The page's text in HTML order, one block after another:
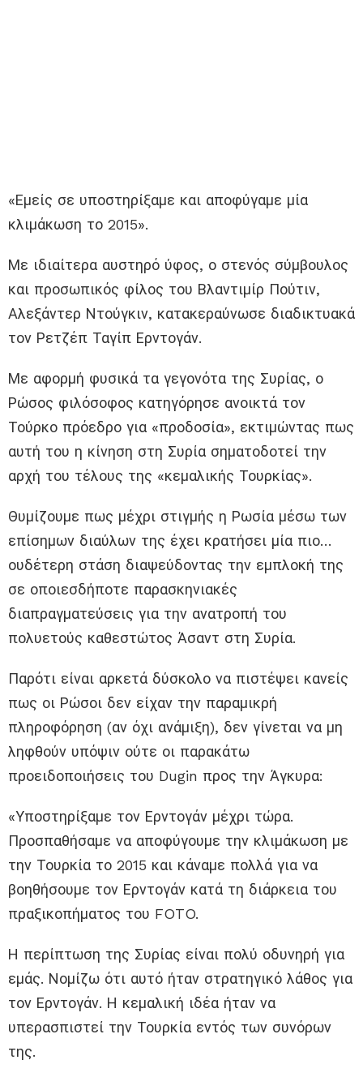
«Εμείς σε υποστηρίξαμε και αποφύγαμε μία
κλιμάκωση το 2015».
Με ιδιαίτερα αυστηρό ύφος, ο στενός σύμβουλος
και προσωπικός φίλος του Βλαντιμίρ Πούτιν,
Αλεξάντερ Ντούγκιν, κατακεραύνωσε διαδικτυακά
τον Ρετζέπ Ταγίπ Ερντογάν.
Με αφορμή φυσικά τα γεγονότα της Συρίας, ο
Ρώσος φιλόσοφος κατηγόρησε ανοικτά τον
Τούρκο πρόεδρο για «προδοσία», εκτιμώντας πως
αυτή του η κίνηση στη Συρία σηματοδοτεί την
αρχή του τέλους της «κεμαλικής Τουρκίας».
Θυμίζουμε πως μέχρι στιγμής η Ρωσία μέσω των
επίσημων διαύλων της έχει κρατήσει μία πιο…
ουδέτερη στάση διαψεύδοντας την εμπλοκή της
σε οποιεσδήποτε παρασκηνιακές
διαπραγματεύσεις για την ανατροπή του
πολυετούς καθεστώτος Άσαντ στη Συρία.
Παρότι είναι αρκετά δύσκολο να πιστέψει κανείς
πως οι Ρώσοι δεν είχαν την παραμικρή
πληροφόρηση (αν όχι ανάμιξη), δεν γίνεται να μη
ληφθούν υπόψιν ούτε οι παρακάτω
προειδοποιήσεις του Dugin προς την Άγκυρα:
«Υποστηρίξαμε τον Ερντογάν μέχρι τώρα.
Προσπαθήσαμε να αποφύγουμε την κλιμάκωση με
την Τουρκία το 2015 και κάναμε πολλά για να
βοηθήσουμε τον Ερντογάν κατά τη διάρκεια του
πραξικοπήματος του FOTO.
Η περίπτωση της Συρίας είναι πολύ οδυνηρή για
εμάς. Νομίζω ότι αυτό ήταν στρατηγικό λάθος για
τον Ερντογάν. Η κεμαλική ιδέα ήταν να
υπερασπιστεί την Τουρκία εντός των συνόρων
της.